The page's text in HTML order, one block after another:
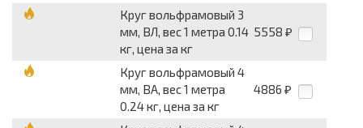
Круг вольфрамовый 3
мм, ВЛ, вес 1 метра 0.14
кг, цена за кг
5558 ₽
Круг вольфрамовый 4
мм, ВА, вес 1 метра
0.24 кг, цена за кг
4886 ₽